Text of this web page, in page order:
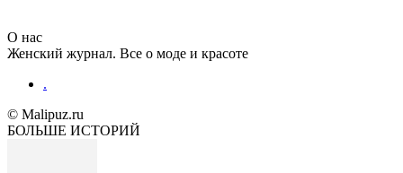
О нас
Женский журнал. Все о моде и красоте
.
© Malipuz.ru
БОЛЬШЕ ИСТОРИЙ